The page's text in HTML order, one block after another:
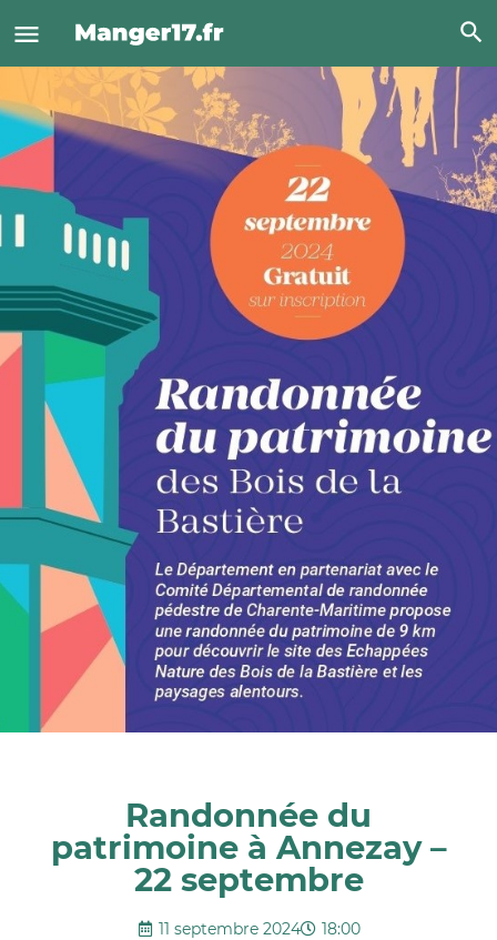
Randonnée du
patrimoine à Annezay –
22 septembre
11 septembre 2024 18:00